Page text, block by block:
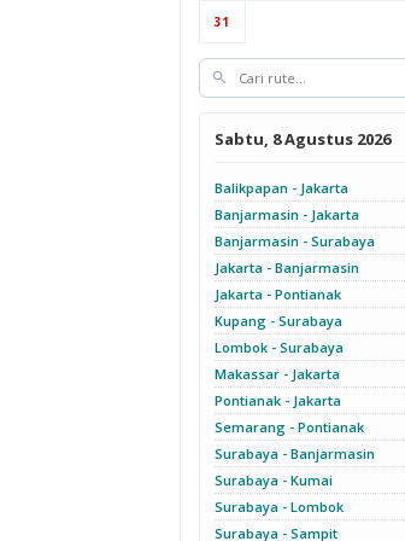
31
Sabtu, 8 Agustus 2026
Balikpapan - Jakarta
Banjarmasin - Jakarta
Banjarmasin - Surabaya
Jakarta - Banjarmasin
Jakarta - Pontianak
Kupang - Surabaya
Lombok - Surabaya
Makassar - Jakarta
Pontianak - Jakarta
Semarang - Pontianak
Surabaya - Banjarmasin
Surabaya - Kumai
Surabaya - Lombok
Surabaya - Sampit